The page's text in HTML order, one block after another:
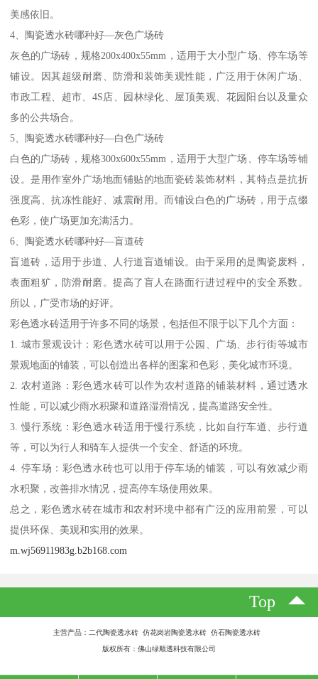
美感依旧。
4、陶瓷透水砖哪种好—灰色广场砖
灰色的广场砖，规格200x400x55mm，适用于大小型广场、停车场等
铺设。因其超级耐磨、防滑和装饰美观性能，广泛用于休闲广场、
市政工程、超市、4S店、园林绿化、屋顶美观、花园阳台以及量众
多的公共场合。
5、陶瓷透水砖哪种好—白色广场砖
白色的广场砖，规格300x600x55mm，适用于大型广场、停车场等铺
设。是用作室外广场地面铺贴的地面瓷砖装饰材料，其特点是抗折
强度高、抗冻性能好、减震耐用。而铺设白色的广场砖，用于点缀
色彩，使广场更加充满活力。
6、陶瓷透水砖哪种好—盲道砖
盲道砖，适用于步道、人行道盲道铺设。由于采用的是陶瓷废料，
表面粗犷，防滑耐磨。提高了盲人在路面行进过程中的安全系数。
所以，广受市场的好评。
彩色透水砖适用于许多不同的场景，包括但不限于以下几个方面：
1. 城市景观设计：彩色透水砖可以用于公园、广场、步行街等城市
景观地面的铺装，可以创造出各样的图案和色彩，美化城市环境。
2. 农村道路：彩色透水砖可以作为农村道路的铺装材料，通过透水
性能，可以减少雨水积聚和道路湿滑情况，提高道路安全性。
3. 慢行系统：彩色透水砖适用于慢行系统，比如自行车道、步行道
等，可以为行人和骑车人提供一个安全、舒适的环境。
4. 停车场：彩色透水砖也可以用于停车场的铺装，可以有效减少雨
水积聚，改善排水情况，提高停车场使用效果。
总之，彩色透水砖在城市和农村环境中都有广泛的应用前景，可以
提供环保、美观和实用的效果。
m.wj56911983g.b2b168.com
Top
主营产品：二代陶瓷透水砖 仿花岗岩陶瓷透水砖 仿石陶瓷透水砖
版权所有：佛山绿顺透科技有限公司